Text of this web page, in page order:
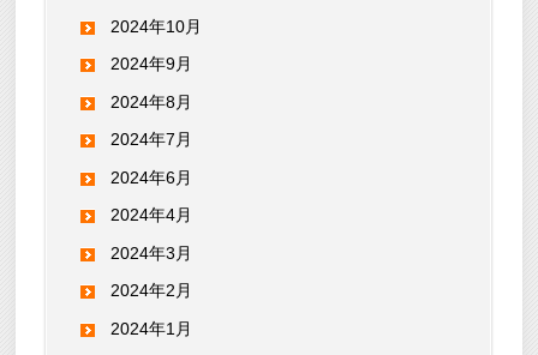
2024年10月
2024年9月
2024年8月
2024年7月
2024年6月
2024年4月
2024年3月
2024年2月
2024年1月